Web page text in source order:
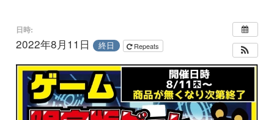
日時:
2022年8月11日 終日 Repeats